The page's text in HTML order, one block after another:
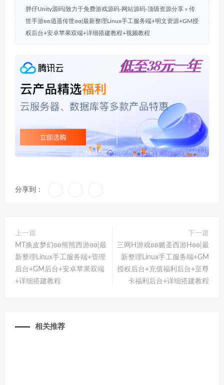
胖仔Unity源码|致力于免费游戏源码-网站源码-顶级资源分享 » 传
世手游ʚʚ逍遥传世ɞɞ|最新整理Linux手工服务端+明文资源+GM授
权后台+安卓苹果双端+详细搭建教程+视频教程
分享到：
上一篇
MT换皮梦幻ʚʚ熊熊西游ɞɞ|最
新整理Linux手工服务端+管理
后台+GM后台+安卓苹果双端
+详细搭建教程
下一篇
三网H游戏ʚʚ赌圣西游Hɞɞ|最
新整理Linux手工服务端+GM
授权后台+充值福利后台+至尊
卡福利后台+详细搭建教程
相关推荐